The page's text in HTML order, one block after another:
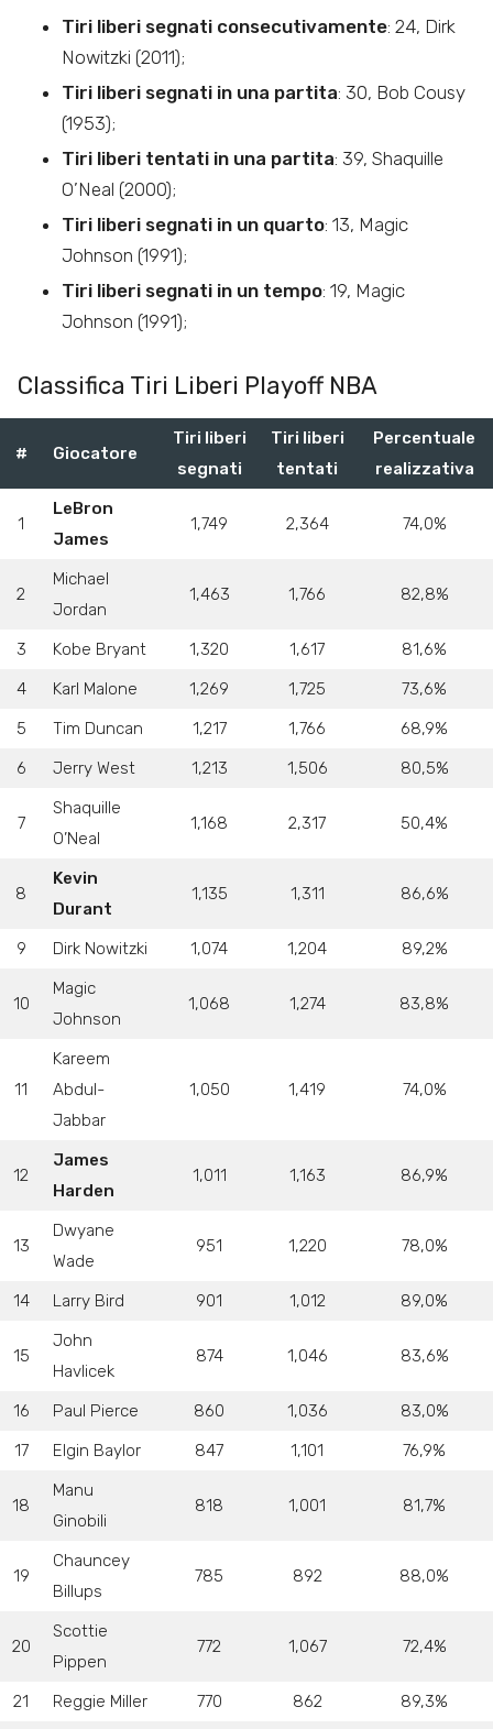
Tiri liberi segnati consecutivamente: 24, Dirk
Nowitzki (2011);
Tiri liberi segnati in una partita: 30, Bob Cousy
(1953);
Tiri liberi tentati in una partita: 39, Shaquille
O’Neal (2000);
Tiri liberi segnati in un quarto: 13, Magic
Johnson (1991);
Tiri liberi segnati in un tempo: 19, Magic
Johnson (1991);
Classifica Tiri Liberi Playoff NBA
# Giocatore
Tiri liberi
segnati
Tiri liberi
tentati
Percentuale
realizzativa
1
LeBron
James
1,749 2,364 74,0%
2
Michael
Jordan
1,463 1,766 82,8%
3 Kobe Bryant 1,320 1,617
81,6%
4
Karl Malone 1,269 1,725
73,6%
5
Tim Duncan 1,217 1,766
68,9%
6
Jerry West 1,213 1,506 80,5%
7
Shaquille
O’Neal
1,168 2,317 50,4%
8
Kevin
Durant
1,135 1,311 86,6%
9 Dirk Nowitzki 1,074 1,204 89,2%
10
Magic
Johnson
1,068 1,274 83,8%
11
Kareem
Abdul-
Jabbar
1,050 1,419 74,0%
12
James
Harden
1,011 1,163 86,9%
13
Dwyane
Wade
951 1,220 78,0%
14 Larry Bird 901 1,012 89,0%
15
John
Havlicek
874 1,046 83,6%
16 Paul Pierce 860 1,036
83,0%
17
Elgin Baylor 847 1,101 76,9%
18
Manu
Ginobili
818 1,001 81,7%
19
Chauncey
Billups
785 892 88,0%
20
Scottie
Pippen
772 1,067 72,4%
21 Reggie Miller 770 862 89,3%